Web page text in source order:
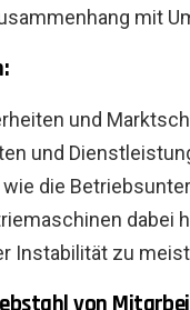
mit
und
und
die
dabei
Instabilität zu